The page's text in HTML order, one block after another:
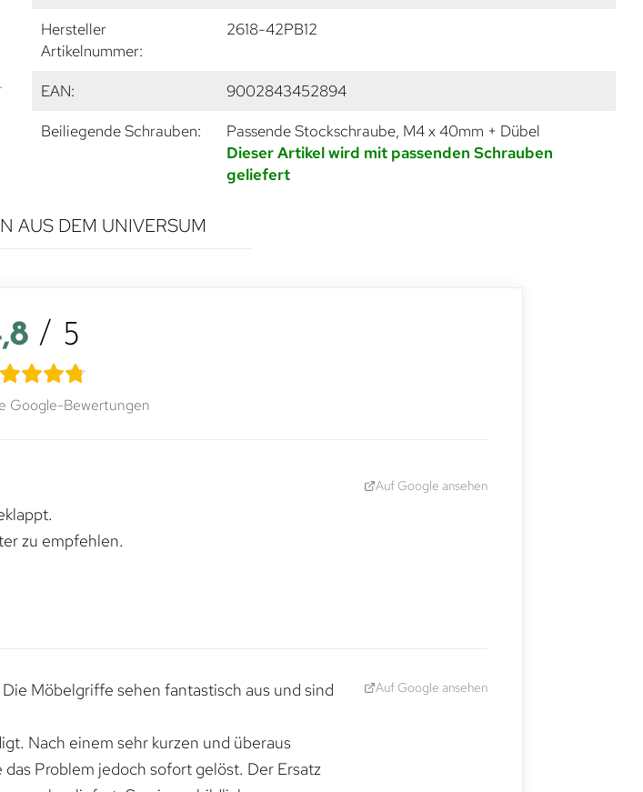
Hersteller
Artikelnummer:
2618-42PB12
EAN:
9002843452894
Beiliegende Schrauben:
Passende Stockschraube, M4 x 40mm + Dübel
Dieser Artikel wird mit passenden Schrauben
geliefert
AUS DEM UNIVERSUM
/ 5
Google-Bewertungen
zu empfehlen.
Auf Google ansehen
Möbelgriffe sehen fantastisch aus und sind
Nach einem sehr kurzen und überaus
Problem jedoch sofort gelöst. Der Ersatz
Auf Google ansehen